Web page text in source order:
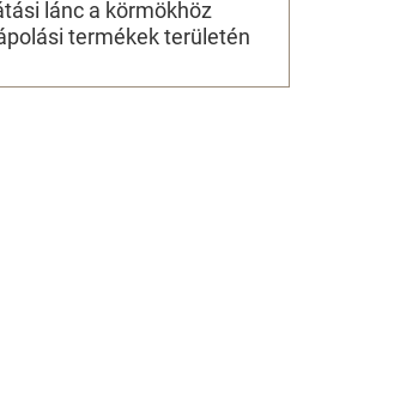
lánc a körmökhöz
termékek területén